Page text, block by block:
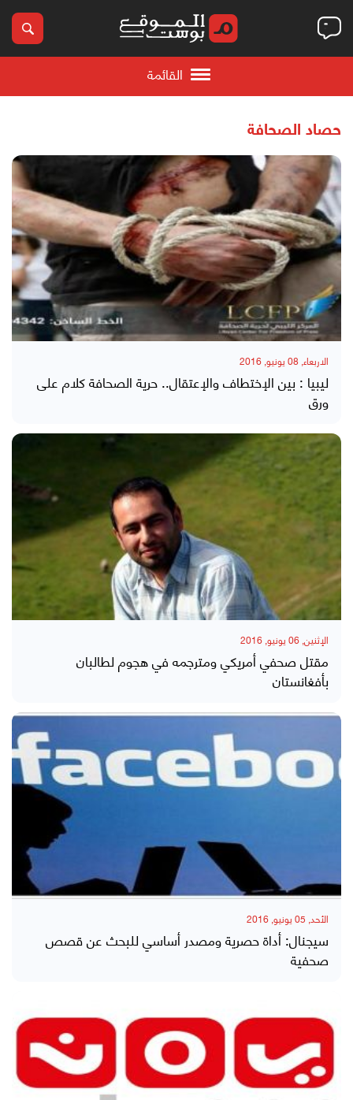
القائمة
حصاد الصحافة
الاربعاء, 08 يونيو, 2016
ليبيا : بين الإختطاف والإعتقال.. حرية الصحافة كلام على
ورق
الإثنين, 06 يونيو, 2016
مقتل صحفي أمريكي ومترجمه في هجوم لطالبان
بأفغانستان
الأحد, 05 يونيو, 2016
سيجنال: أداة حصرية ومصدر أساسي للبحث عن قصص
صحفية